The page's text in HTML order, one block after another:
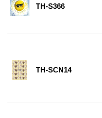
TH-S366
TH-SCN14